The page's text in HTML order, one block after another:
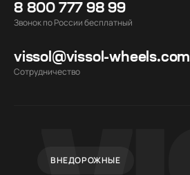
8 800 777 98 99
Звонок по России бесплатный
vissol@vissol-wheels.com
Cотрудничество
ВНЕДОРОЖНЫЕ